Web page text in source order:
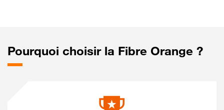
Pourquoi choisir la Fibre Orange ?